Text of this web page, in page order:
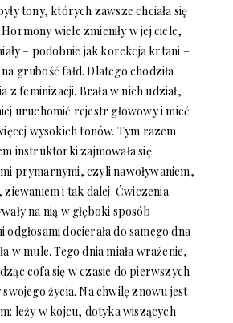
tony, których zawsze chciała się
wiele zmieniły w jej ciele,
– podobnie jak korekcja krtani –
grubość fałd. Dlatego chodziła
z feminizacji. Brała w nich udział,
uruchomić rejestr głowowy i mieć
wysokich tonów. Tym razem
instruktorki zajmowała się
prymarnymi, czyli nawoływaniem,
ziewaniem i tak dalej. Ćwiczenia
na nią w głęboki sposób –
odgłosami docierała do samego dna
w mule. Tego dnia miała wrażenie,
cofa się w czasie do pierwszych
swojego życia. Na chwilę znowu jest
leży w kojcu, dotyka wiszących